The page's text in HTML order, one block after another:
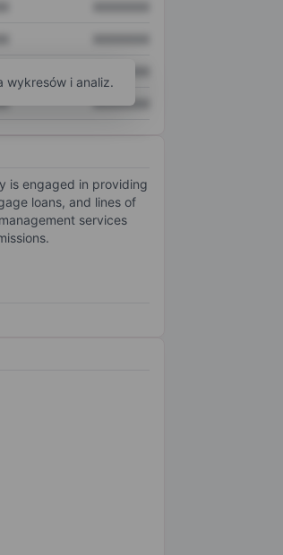
XXXXXXX
i analiz.
is engaged in providing
loans, and lines of
services